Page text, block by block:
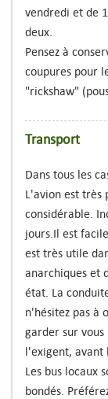
vendredi et de
deux.
Pensez à
coupures pour
"rickshaw"
Transport
Dans tous les
L'avion est très
considérable.
jours.Il est
est très utile
anarchiques et
état. La
n'hésitez pas à
garder sur vous
l'exigent, avant
Les bus locaux
bondés.